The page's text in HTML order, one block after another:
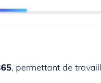
, permettant de